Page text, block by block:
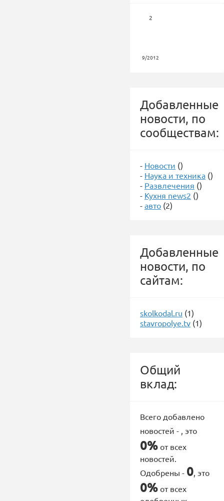
2
9/2012
Добавленные
новости, по
сообществам:
- Новости ()
- Наука и техника ()
- Развлечения ()
- Кухня news2 ()
- авто (2)
Добавленные
новости, по
сайтам:
skolkodal.ru (1)
stavropolye.tv (1)
Общий
вклад:
Всего добавлено
новостей - , это
0% от всех
новостей.
Одобрены - 0, это
0% от всех